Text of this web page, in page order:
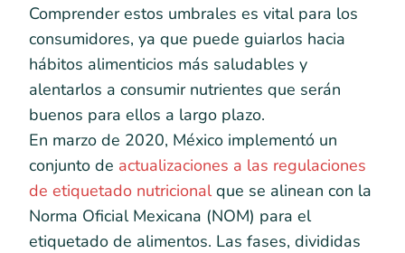
Comprender estos umbrales es vital para los
consumidores, ya que puede guiarlos hacia
hábitos alimenticios más saludables y
alentarlos a consumir nutrientes que serán
buenos para ellos a largo plazo.
En marzo de 2020, México implementó un
conjunto de actualizaciones a las regulaciones
de etiquetado nutricionalque se alinean con la
Norma Oficial Mexicana (NOM) para el
etiquetado de alimentos. Las fases, divididas